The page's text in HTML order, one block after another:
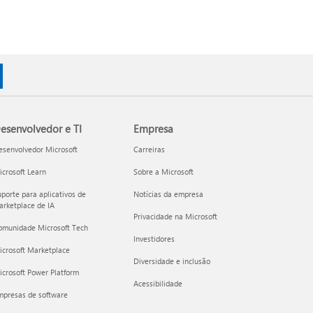
e TI
Microsoft
Learn
para aplicativos de
de IA
Microsoft Tech
Marketplace
Power Platform
de software
Empresa
Carreiras
Sobre a Microsoft
Notícias da empresa
Privacidade na Microsoft
Investidores
Diversidade e inclusão
Acessibilidade